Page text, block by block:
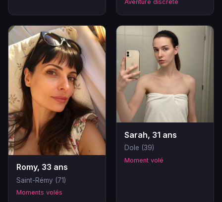
Aventure discrète
Romy, 33 ans
Saint-Rémy (71)
Moments volés
Sarah, 31 ans
Dole (39)
Moment volé